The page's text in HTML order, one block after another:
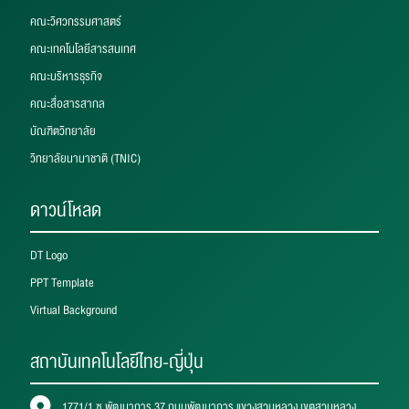
คณะวิศวกรรมศาสตร์
คณะเทคโนโลยีสารสนเทศ
คณะบริหารธุรกิจ
คณะสื่อสารสากล
บัณฑิตวิทยาลัย
วิทยาลัยนานาชาติ (TNIC)
ดาวน์โหลด
DT Logo
PPT Template
Virtual Background
สถาบันเทคโนโลยีไทย-ญี่ปุ่น